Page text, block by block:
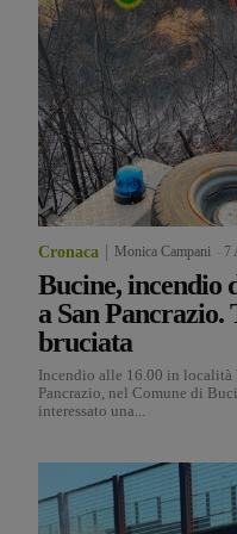
Cronaca Monica Campani 7
Bucine, incendio
a San Pancrazio.
bruciata
Incendio alle 16.00 in località
Pancrazio, nel Comune di
interessato una...